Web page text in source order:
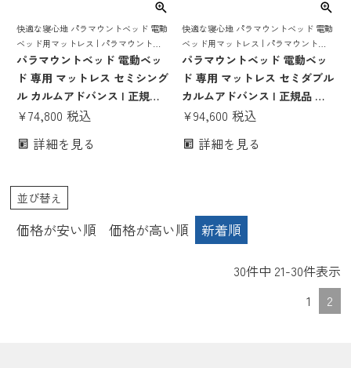
快適な寝心地 パラマウントベッド 電動
ベッド用マットレス | パラマウントベ
ッド製 マットレス 電動ベッド 電動リ
クライニングベッド インタイム1000
intime インタイム 介護ベッド
パラマウントベッド 電動ベッ
ド 専用 マットレス セミシング
ル カルムアドバンス | 正規品
パラマウントベッド製 電動ベ
ド マット マットレス のみ イ
intime1000 介護ベッド ベッド
セミシングルマットレス 日本
製
¥74,800 税込
詳細を見る
快適な寝心地 パラマウントベッド 電動
ベッド用マットレス | パラマウントベ
ッド製 マットレス 電動ベッド 電動リ
クライニングベッド インタイム1000
intime インタイム 介護ベッド
パラマウントベッド 電動ベッ
ド 専用 マットレス セミダブル
カルムアドバンス | 正規品 パ
ラマウントベッド製 電動ベッ
マット マットレス のみ インタ
¥94,600 税込
詳細を見る
並び替え
価格が安い順 価格が高い順 新着順
30件中 21-30件表示
1
2